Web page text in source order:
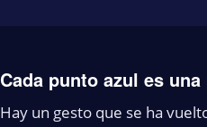
Cada punto azul es
Hay un gesto que se ha